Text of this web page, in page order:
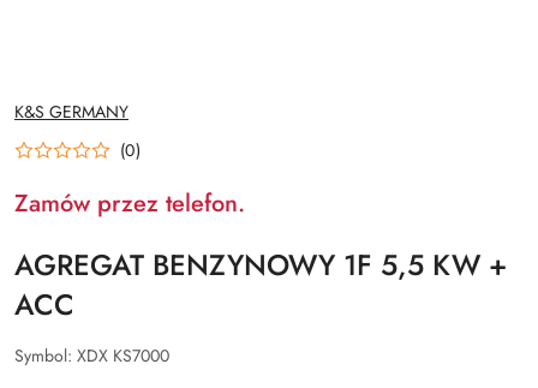
NAZWA
PRODUCENTA:
K&S GERMANY
(0)
Zamów przez telefon.
AGREGAT BENZYNOWY 1F 5,5 KW +
ACC
Symbol: XDX KS7000